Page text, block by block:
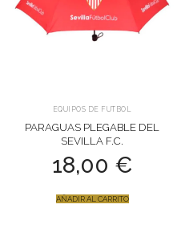
EQUIPOS DE FUTBOL
PARAGUAS PLEGABLE DEL
SEVILLA F.C.
18,00 €
AÑADIR AL CARRITO